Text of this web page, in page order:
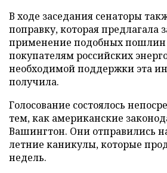
В ходе заседания сенаторы
поправку, которая предлагала
применение подобных пошлин
покупателям российских
необходимой поддержки эта
получила.
Голосование состоялось
тем, как американские
Вашингтон. Они отправились
летние каникулы, которые
недель.